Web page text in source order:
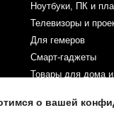
Ноутбуки, ПК и
Телевизоры и
Для гемеров
Смарт-гаджеты
Товары для дома
Товары для детей
о вашей